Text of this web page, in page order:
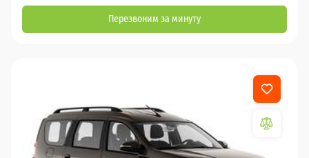
Перезвоним за минуту